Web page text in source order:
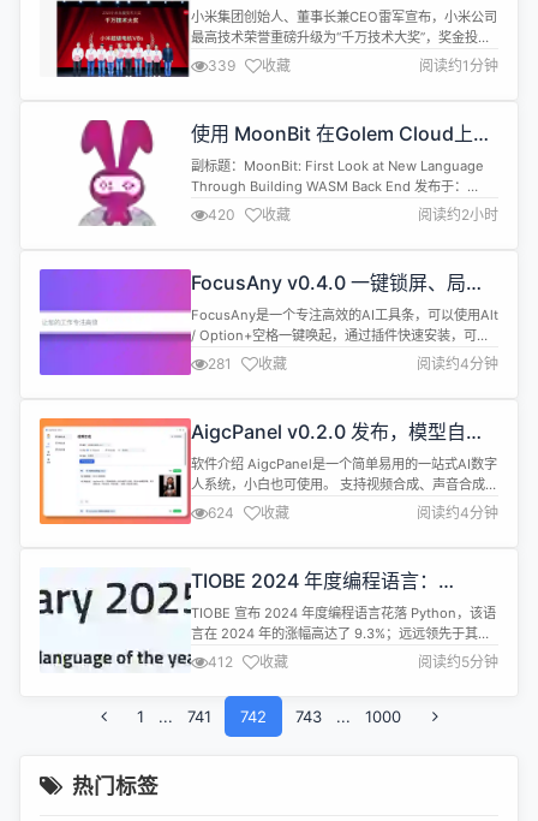
景，...
小米集团创始人、董事长兼CEO雷军宣布，小米公司
最高技术荣誉重磅升级为“千万技术大奖”，奖金投入
增加至1000万元，以更大的诚意持续重奖工程师。
经过激烈评比，“小米超级电机V8s”技术凭借在创新
性、领先性和影响力三个维度的突出表现，荣获
339 收藏 阅读约1分钟
使用 MoonBit 在Golem Cloud上开
发应用程序
副标题：MoonBit: First Look at New Language
Through Building WASM Back End 发布于：
2025年1月3日 作者：Daniel Vigovszky 原文链
接：https://blog.vigoo.dev/posts/moonbit-with-
golem/ 介绍 MoonBit 是一门新的编程语言，...
420 收藏 阅读约2小时
FocusAny v0.4.0 一键锁屏、局域
网 IP、开机启动、交互优化、自定
义协议
FocusAny是一个专注高效的AI工具条，可以使用Alt
/ Option+空格一键唤起，通过插件快速安装，可以
扩展出非常多的功能。 安装使用 访问
https://focusany.com 下载 对应系统 安装包，一键
安装即可。 目前支持Windows、MacOS、Linux系
动、交互优化、自定义...
281 收藏 阅读约4分钟
AigcPanel v0.2.0 发布，模型自定
义接入，异常捕获优化，工单反馈功
能
软件介绍 AigcPanel是一个简单易用的一站式AI数字
人系统，小白也可使用。 支持视频合成、声音合成、
声音克隆，简化本地模型管理、一键导入和使用AI模
型。 禁止使用本产品进行违法违规业务，使用本软件
请遵守中华人民共和国法律法规。 功能特性 支持视
语音合成、语音克隆，多种声音参数可设置 支持多模
型导入、一键启...
624 收藏 阅读约4分钟
TIOBE 2024 年度编程语言：
Python
TIOBE 宣布 2024 年度编程语言花落 Python，该语
言在 2024 年的涨幅高达了 9.3%；远远领先于其竞
争对手：Java +2.3%、JavaScript +1.4% 和 Go
+1.2%。 TIOBE CEOPaul Jansen点评道，“如今
Python 无处不在，它是许多领域无可争议的默认语
言。它甚至可能成为 TIOBE 指数中排名最...
412 收藏 阅读约5分钟
1 ... 741 742 743 ... 1000
热门标签